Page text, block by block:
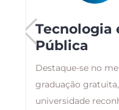
Tecnologia
Pública
Destaque-se no
graduação
universidade